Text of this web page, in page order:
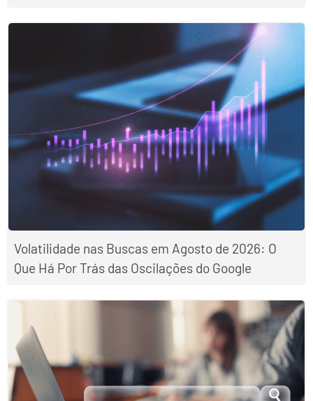
Volatilidade nas Buscas em Agosto de 2026: O
Que Há Por Trás das Oscilações do Google